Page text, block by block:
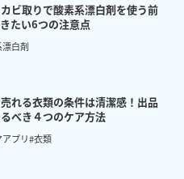
カビ取りで酸素系漂白剤を使う前
たい6つの注意点
白剤
れる衣類の条件は清潔感！出品
べき４つのケア方法
プリ#衣類